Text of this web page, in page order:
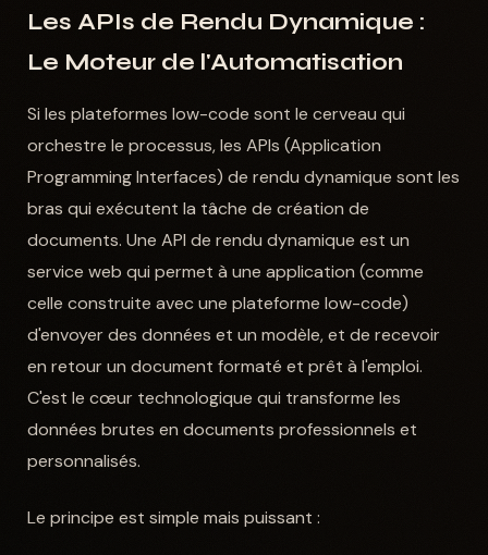
Les APIs de Rendu Dynamique :
Le Moteur de l'Automatisation
Si les plateformes low-code sont le cerveau qui
orchestre le processus, les APIs (Application
Programming Interfaces) de rendu dynamique sont les
bras qui exécutent la tâche de création de
documents. Une API de rendu dynamique est un
service web qui permet à une application (comme
celle construite avec une plateforme low-code)
d'envoyer des données et un modèle, et de recevoir
en retour un document formaté et prêt à l'emploi.
C'est le cœur technologique qui transforme les
données brutes en documents professionnels et
personnalisés.
Le principe est simple mais puissant :